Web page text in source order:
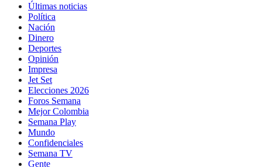
Últimas noticias
Política
Nación
Dinero
Deportes
Opinión
Impresa
Jet Set
Elecciones 2026
Foros Semana
Mejor Colombia
Semana Play
Mundo
Confidenciales
Semana TV
Gente